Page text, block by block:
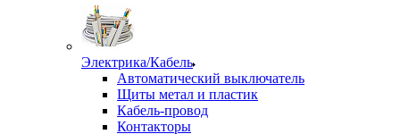
Электрика/Кабель
Автоматический выключатель
Щиты метал и пластик
Кабель-провод
Контакторы